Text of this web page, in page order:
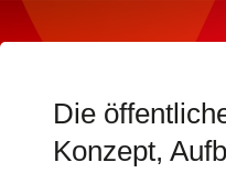
Die
Konzept,